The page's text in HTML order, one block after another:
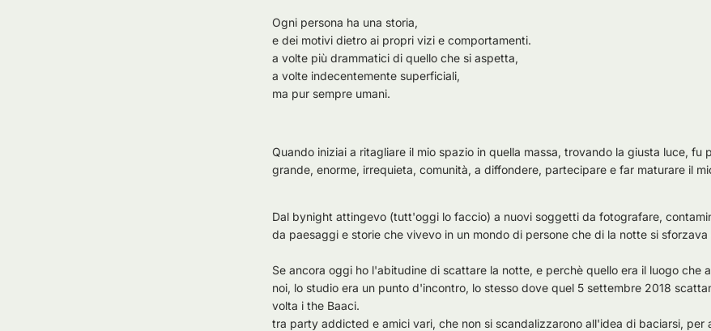
Ogni persona ha una storia,
e dei motivi dietro ai propri vizi e comportamenti.
a volte più drammatici di quello che si aspetta,
a volte indecentemente superficiali,
ma pur sempre umani.
Quando iniziai a ritagliare il mio spazio in quella massa, trovando la giusta luce, fu
grande, enorme, irrequieta, comunità, a diffondere, partecipare e far maturare il
Dal bynight attingevo (tutt'oggi lo faccio) a nuovi soggetti da fotografare,
da paesaggi e storie che vivevo in un mondo di persone che di la notte si
Se ancora oggi ho l'abitudine di scattare la notte, e perchè quello era il luogo che
noi, lo studio era un punto d'incontro, lo stesso dove quel 5 settembre 2018
volta i the Baaci.
tra party addicted e amici vari, che non si scandalizzarono all'idea di baciarsi, per